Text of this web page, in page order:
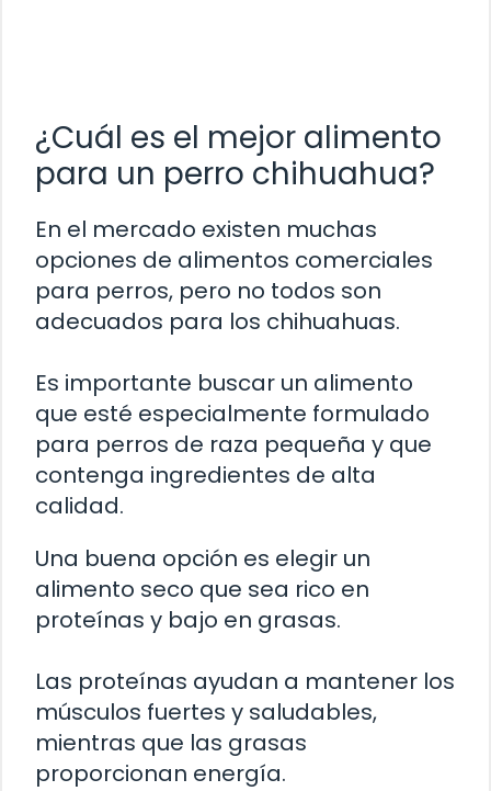
¿Cuál es el mejor alimento
para un perro chihuahua?
En el mercado existen muchas
opciones de alimentos comerciales
para perros, pero no todos son
adecuados para los chihuahuas.
Es importante buscar un alimento
que esté especialmente formulado
para perros de raza pequeña y que
contenga ingredientes de alta
calidad.
Una buena opción es elegir un
alimento seco que sea rico en
proteínas y bajo en grasas.
Las proteínas ayudan a mantener los
músculos fuertes y saludables,
mientras que las grasas
proporcionan energía.